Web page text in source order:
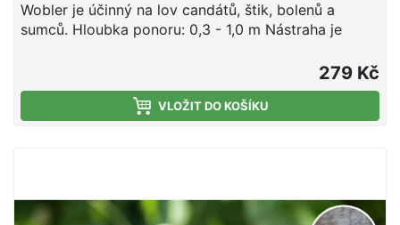
Wobler je účinný na lov candátů, štik, bolenů a
sumců. Hloubka ponoru: 0,3 - 1,0 m Nástraha je
Japonsku. Wobler Tristan je originální slovenský
výrobek. Všechny woblery Tristan jsou ručně
279 Kč
VLOŽIT DO KOŠÍKU